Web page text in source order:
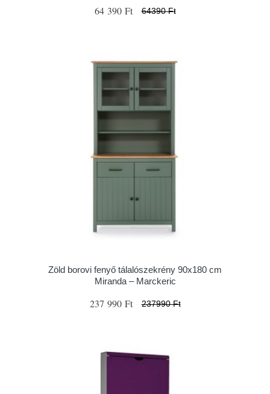
64 390 Ft 64390 Ft
Zöld borovi fenyő tálalószekrény 90x180 cm
Miranda – Marckeric
237 990 Ft 237990 Ft